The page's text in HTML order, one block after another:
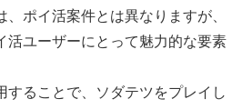
ポイ活案件とは異なりますが、
活ユーザーにとって魅力的な要素
することで、ソダテツをプレイし